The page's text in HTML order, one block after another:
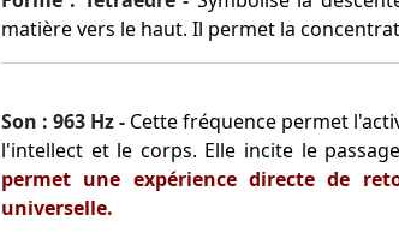
matière vers le haut. Il permet la
Son : 963 Hz - Cette fréquence permet
l'intellect et le corps. Elle incite le
permet une expérience directe de
universelle.